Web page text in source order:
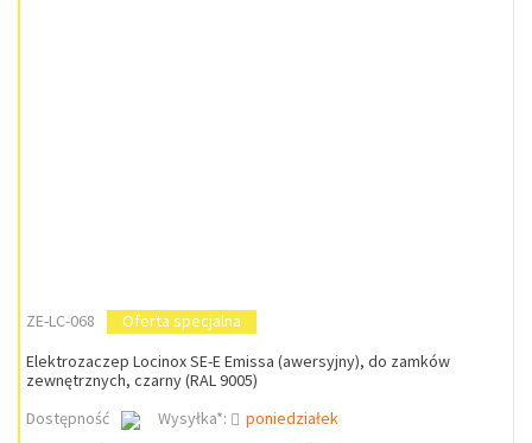
ZE-LC-068
Oferta specjalna
Elektrozaczep Locinox SE-E Emissa (awersyjny), do zamków
zewnętrznych, czarny (RAL 9005)
Dostępność
Wysyłka*: poniedziałek